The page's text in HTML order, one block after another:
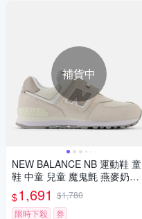
補貨中
NEW BALANCE NB 運動鞋 童
鞋 中童 兒童 魔鬼氈 燕麥奶茶
PV574ESC-W楦
$1,691 $1,780
限時下殺
券